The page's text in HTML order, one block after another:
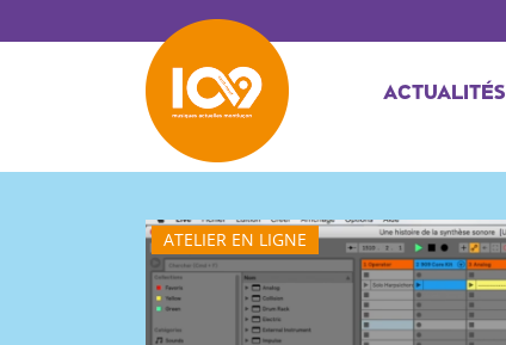
ACTUALITÉS
ATELIER EN LIGNE